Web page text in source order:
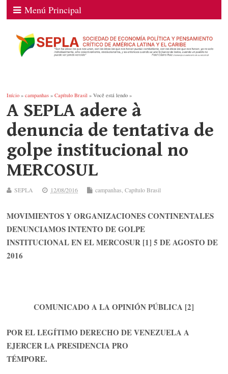
Menú Principal
Início »campanhas »Capítulo Brasil » Você está lendo »
A SEPLA adere à
denuncia de tentativa de
golpe institucional no
MERCOSUL
SEPLA 12/08/2016 campanhas,Capítulo Brasil
MOVIMIENTOS Y ORGANIZACIONES CONTINENTALES
DENUNCIAMOS INTENTO DE GOLPE
INSTITUCIONAL EN EL MERCOSUR [1] 5 DE AGOSTO DE
2016
COMUNICADO A LA OPINIÓN PÚBLICA [2]
POR EL LEGÍTIMO DERECHO DE VENEZUELA A
EJERCER LA PRESIDENCIA PRO
TÉMPORE.